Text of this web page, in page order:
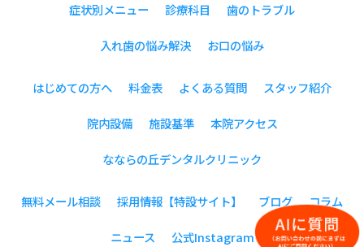
症状別メニュー 診療科目 歯のトラブル
入れ歯の悩み解決 お口の悩み
はじめての方へ 料金表 よくある質問 スタッフ紹介
院内設備 施設基準 本院アクセス
なならの丘デンタルクリニック
無料メール相談 採用情報【特設サイト】 ブログ コラム
ニュース 公式Instagram